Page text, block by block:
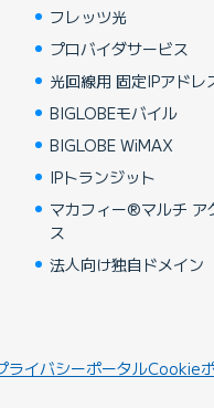
フレッツ光
プロバイダサービス
光回線用 固定IPアドレ
BIGLOBEモバイル
BIGLOBE WiMAX
IPトランジット
マカフィー®マルチ ア
ス
法人向け独自ドメイン
ライバシーポータルCookie